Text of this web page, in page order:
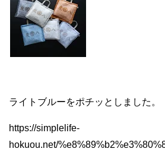
ライトブルーをポチッとしました。
https://simplelife-
hokuou.net/